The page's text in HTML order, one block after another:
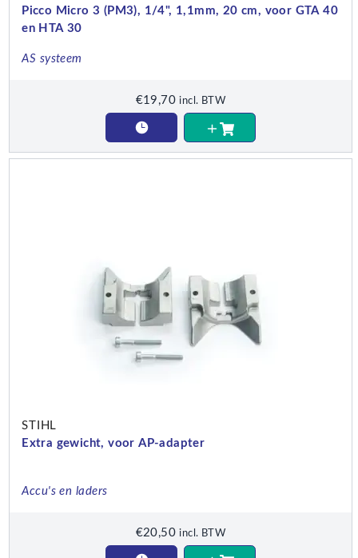
Picco Micro 3 (PM3), 1/4", 1,1mm, 20 cm, voor GTA 40
en HTA 30
AS systeem
€19,70 incl. BTW
STIHL
Extra gewicht, voor AP-adapter
Accu's en laders
€20,50 incl. BTW